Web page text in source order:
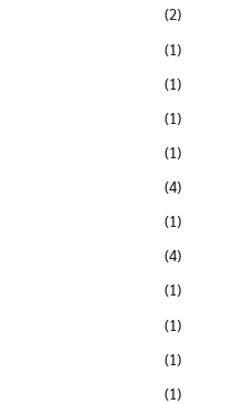
(2)
(1)
(1)
(1)
(1)
(4)
(1)
(4)
(1)
(1)
(1)
(1)